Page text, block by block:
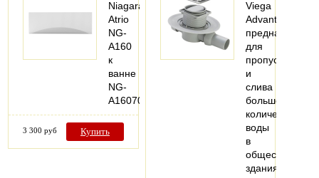
Niagara
Atrio
NG-
A160
к
ванне
NG-
A16070
3 300 руб Купить
Viega
Advantix
предназначены
для
пропуска
и
слива
большого
количества
воды
в
общественных
зданиях